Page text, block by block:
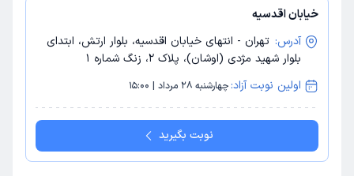
خیابان اقدسیه
آدرس: تهران - انتهای خیابان اقدسیه، بلوار ارتش، ابتدای
بلوار شهید مژدی (اوشان)، پلاک 2، زنگ شماره 1
اولین نوبت آزاد: چهارشنبه 28 مرداد | 15:00
نوبت بگیرید